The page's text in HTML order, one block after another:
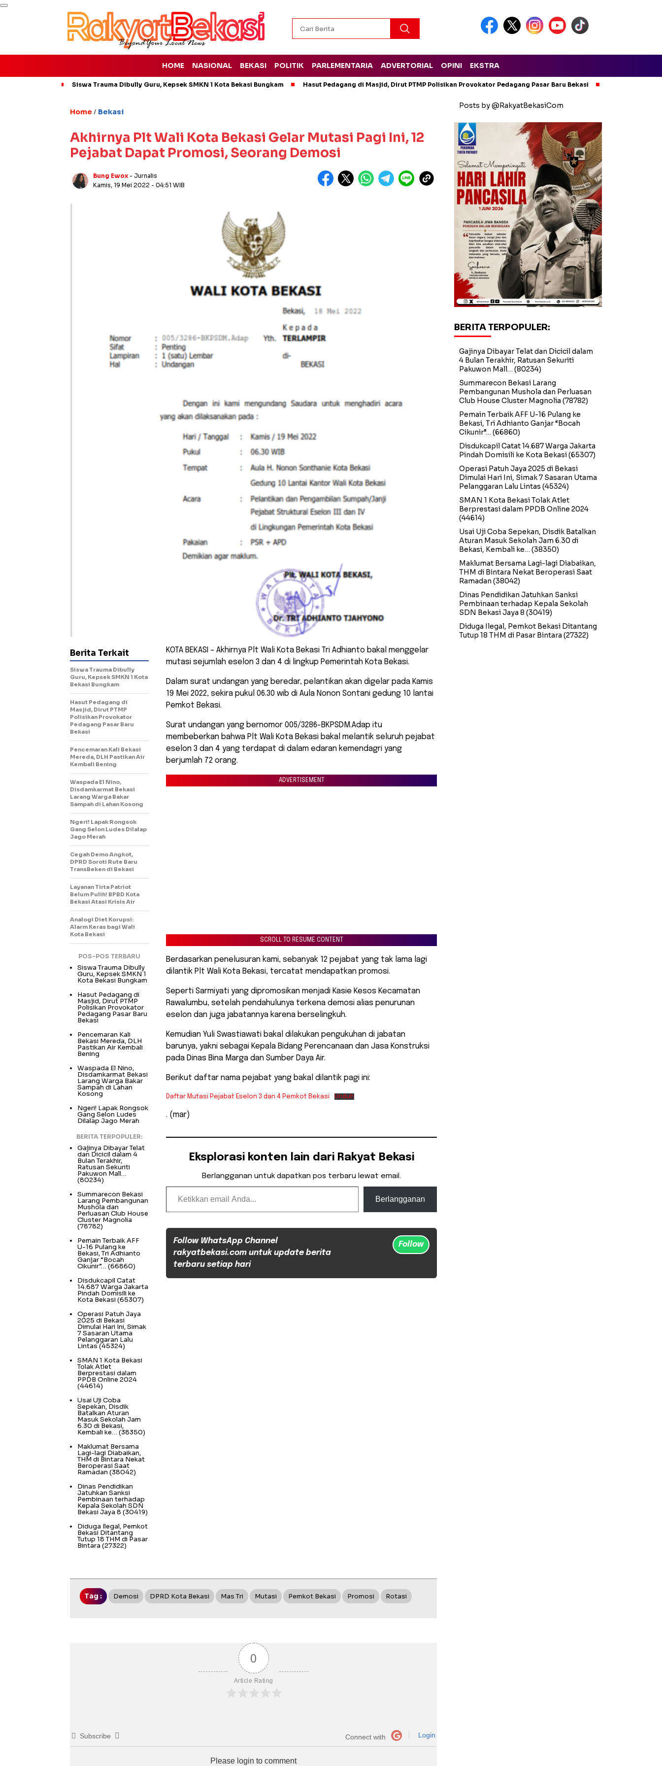
HOME NASIONAL BEKASI POLITIK PARLEMENTARIA ADVERTORIAL OPINI EKSTRA
Siswa Trauma Dibully Guru, Kepsek SMKN 1 Kota Bekasi Bungkam Hasut Pedagang di Masjid, Dirut PTMP Polisikan Provokator Pedagang Pasar Baru Bekasi
Home / Bekasi
Akhirnya Plt Wali Kota Bekasi Gelar Mutasi Pagi Ini, 12
Pejabat Dapat Promosi, Seorang Demosi
Bung Ewox - Jurnalis
Kamis, 19 Mei 2022 - 04:51 WIB
KOTA BEKASI – Akhirnya Plt Wali Kota Bekasi Tri Adhianto bakal menggelar
mutasi sejumlah eselon 3 dan 4 di lingkup Pemerintah Kota Bekasi.
Dalam surat undangan yang beredar, pelantikan akan digelar pada Kamis
19 Mei 2022, sekira pukul 06.30 wib di Aula Nonon Sontani gedung 10 lantai
Pemkot Bekasi.
Surat undangan yang bernomor 005/3286-BKPSDM.Adap itu
membeberkan bahwa Plt Wali Kota Bekasi bakal melantik seluruh pejabat
eselon 3 dan 4 yang terdapat di dalam edaran kemendagri yang
berjumlah 72 orang.
ADVERTISEMENT
SCROLL TO RESUME CONTENT
Berdasarkan penelusuran kami, sebanyak 12 pejabat yang tak lama lagi
dilantik Plt Wali Kota Bekasi, tercatat mendapatkan promosi.
Seperti Sarmiyati yang dipromosikan menjadi Kasie Kesos Kecamatan
Rawalumbu, setelah pendahulunya terkena demosi alias penurunan
eselon dan juga jabatannya karena berselingkuh.
Kemudian Yuli Swastiawati bakal dilakukan pengukuhan di jabatan
barunya, yakni sebagai Kepala Bidang Perencanaan dan Jasa Konstruksi
pada Dinas Bina Marga dan Sumber Daya Air.
Berikut daftar nama pejabat yang bakal dilantik pagi ini:
Daftar Mutasi Pejabat Eselon 3 dan 4 Pemkot Bekasi Unduh
. (mar)
Eksplorasi konten lain dari Rakyat Bekasi
Berlangganan untuk dapatkan pos terbaru lewat email.
Ketikkan email Anda...
Berlangganan
Follow WhatsApp Channel
rakyatbekasi.com untuk update berita
terbaru setiap hari
Follow
Berita Terkait
Siswa Trauma Dibully
Guru, Kepsek SMKN 1 Kota
Bekasi Bungkam
Hasut Pedagang di
Masjid, Dirut PTMP
Polisikan Provokator
Pedagang Pasar Baru
Bekasi
Pencemaran Kali Bekasi
Mereda, DLH Pastikan Air
Kembali Bening
Waspada El Nino,
Disdamkarmat Bekasi
Larang Warga Bakar
Sampah di Lahan Kosong
Ngeri! Lapak Rongsok
Gang Selon Ludes Dilalap
Jago Merah
Cegah Demo Angkot,
DPRD Soroti Rute Baru
TransBeken di Bekasi
Layanan Tirta Patriot
Belum Pulih! BPBD Kota
Bekasi Atasi Krisis Air
Analogi Diet Korupsi:
Alarm Keras bagi Wali
Kota Bekasi
POS-POS TERBARU
Siswa Trauma Dibully
Guru, Kepsek SMKN 1
Kota Bekasi Bungkam
Hasut Pedagang di
Masjid, Dirut PTMP
Polisikan Provokator
Pedagang Pasar Baru
Bekasi
Pencemaran Kali
Bekasi Mereda, DLH
Pastikan Air Kembali
Bening
Waspada El Nino,
Disdamkarmat Bekasi
Larang Warga Bakar
Sampah di Lahan
Kosong
Ngeri! Lapak Rongsok
Gang Selon Ludes
Dilalap Jago Merah
BERITA TERPOPULER:
Gajinya Dibayar Telat
dan Dicicil dalam 4
Bulan Terakhir,
Ratusan Sekuriti
Pakuwon Mall…
(80234)
Summarecon Bekasi
Larang Pembangunan
Mushola dan
Perluasan Club House
Cluster Magnolia
(78782)
Pemain Terbaik AFF
U-16 Pulang ke
Bekasi, Tri Adhianto
Ganjar “Bocah
Cikunir”… (66860)
Disdukcapil Catat
14.687 Warga Jakarta
Pindah Domisili ke
Kota Bekasi (65307)
Operasi Patuh Jaya
2025 di Bekasi
Dimulai Hari Ini, Simak
7 Sasaran Utama
Pelanggaran Lalu
Lintas(45324)
SMAN 1 Kota Bekasi
Tolak Atlet
Berprestasi dalam
PPDB Online 2024
(44614)
Usai Uji Coba
Sepekan, Disdik
Batalkan Aturan
Masuk Sekolah Jam
6.30 di Bekasi,
Kembali ke… (38350)
Maklumat Bersama
Lagi-lagi Diabaikan,
THM di Bintara Nekat
Beroperasi Saat
Ramadan (38042)
Dinas Pendidikan
Jatuhkan Sanksi
Pembinaan terhadap
Kepala Sekolah SDN
Bekasi Jaya 8 (30419)
Diduga Ilegal, Pemkot
Bekasi Ditantang
Tutup 18 THM di Pasar
Bintara (27322)
Tag : Demosi DPRD Kota Bekasi Mas Tri Mutasi Pemkot Bekasi Promosi Rotasi
0
Article Rating
Subscribe Connect with Login
Please login to comment
Posts by @RakyatBekasiCom
BERITA TERPOPULER:
Gajinya Dibayar Telat dan Dicicil dalam
4 Bulan Terakhir, Ratusan Sekuriti
Pakuwon Mall… (80234)
Summarecon Bekasi Larang
Pembangunan Mushola dan Perluasan
Club House Cluster Magnolia (78782)
Pemain Terbaik AFF U-16 Pulang ke
Bekasi, Tri Adhianto Ganjar “Bocah
Cikunir”… (66860)
Disdukcapil Catat 14.687 Warga Jakarta
Pindah Domisili ke Kota Bekasi(65307)
Operasi Patuh Jaya 2025 di Bekasi
Dimulai Hari Ini, Simak 7 Sasaran Utama
Pelanggaran Lalu Lintas (45324)
SMAN 1 Kota Bekasi Tolak Atlet
Berprestasi dalam PPDB Online 2024
(44614)
Usai Uji Coba Sepekan, Disdik Batalkan
Aturan Masuk Sekolah Jam 6.30 di
Bekasi, Kembali ke… (38350)
Maklumat Bersama Lagi-lagi Diabaikan,
THM di Bintara Nekat Beroperasi Saat
Ramadan (38042)
Dinas Pendidikan Jatuhkan Sanksi
Pembinaan terhadap Kepala Sekolah
SDN Bekasi Jaya 8 (30419)
Diduga Ilegal, Pemkot Bekasi Ditantang
Tutup 18 THM di Pasar Bintara (27322)